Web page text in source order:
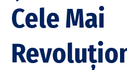
Cele Mai